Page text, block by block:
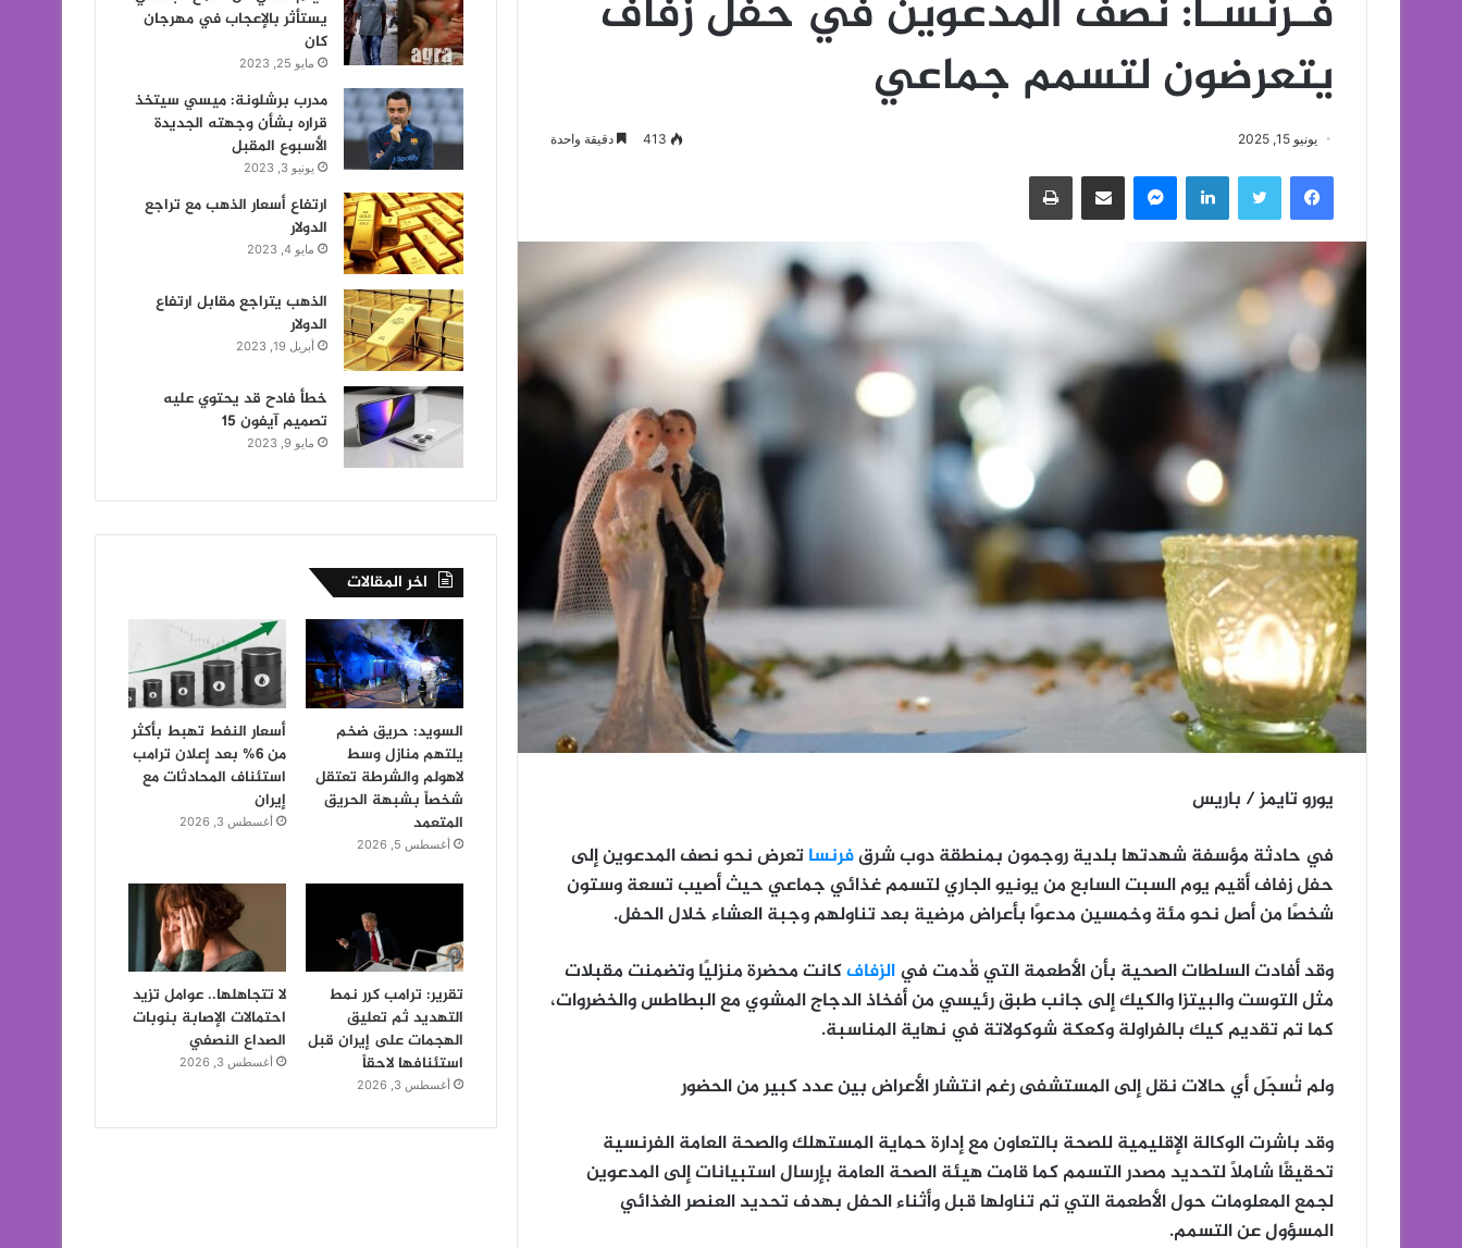
فـرنسـا: نصف المدعوين في حفل زفاف
يتعرضون لتسمم جماعي
يونيو 15, 2025 413 دقيقة واحدة
فيسبوك تويتر لينكدإن ماسنجر مشاركة عبر البريد طباعة
يورو تايمز / باريس
في حادثة مؤسفة شهدتها بلدية روجمون بمنطقة دوب شرقفرنساتعرض نحو نصف المدعوين إلى
حفل زفاف أقيم يوم السبت السابع من يونيو الجاري لتسمم غذائي جماعي حيث أصيب تسعة وستون
شخصًا من أصل نحو مئة وخمسين مدعوًا بأعراض مرضية بعد تناولهم وجبة العشاء خلال الحفل.
وقد أفادت السلطات الصحية بأن الأطعمة التي قُدمت فيالزفافكانت محضرة منزليًا وتضمنت مقبلات
مثل التوست والبيتزا والكيك إلى جانب طبق رئيسي من أفخاذ الدجاج المشوي مع البطاطس والخضروات،
كما تم تقديم كيك بالفراولة وكعكة شوكولاتة في نهاية المناسبة.
ولم تُسجّل أي حالات نقل إلى المستشفى رغم انتشار الأعراض بين عدد كبير من الحضور
وقد باشرت الوكالة الإقليمية للصحة بالتعاون مع إدارة حماية المستهلك والصحة العامة الفرنسية
تحقيقًا شاملاً لتحديد مصدر التسمم كما قامت هيئة الصحة العامة بإرسال استبيانات إلى المدعوين
لجمع المعلومات حول الأطعمة التي تم تناولها قبل وأثناء الحفل بهدف تحديد العنصر الغذائي
المسؤول عن التسمم.
يستأثر بالإعجاب في مهرجان
كان
مايو 25, 2023
مدرب برشلونة: ميسي سيتخذ
قراره بشأن وجهته الجديدة
الأسبوع المقبل
يونيو 3, 2023
ارتفاع أسعار الذهب مع تراجع
الدولار
مايو 4, 2023
الذهب يتراجع مقابل ارتفاع
الدولار
أبريل 19, 2023
خطأ فادح قد يحتوي عليه
تصميم آيفون 15
مايو 9, 2023
اخر المقالات
السويد: حريق ضخم
يلتهم منازل وسط
لاهولم والشرطة تعتقل
شخصاً بشبهة الحريق
المتعمد
أغسطس 5, 2026
أسعار النفط تهبط بأكثر
من 6% بعد إعلان ترامب
استئناف المحادثات مع
إيران
أغسطس 3, 2026
تقرير: ترامب كرر نمط
التهديد ثم تعليق
الهجمات على إيران قبل
استئنافها لاحقاً
أغسطس 3, 2026
لا تتجاهلها.. عوامل تزيد
احتمالات الإصابة بنوبات
الصداع النصفي
أغسطس 3, 2026